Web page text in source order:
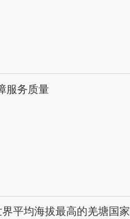
服务质量
平均海拔最高的羌塘国家